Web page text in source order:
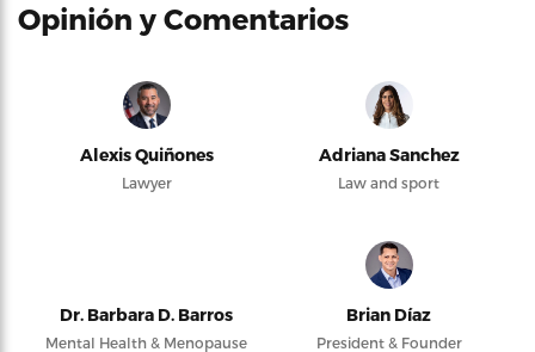
Opinión y Comentarios
Alexis Quiñones
Lawyer
Adriana Sanchez
Law and sport
Dr. Barbara D. Barros
Mental Health & Menopause
Brian Díaz
President & Founder